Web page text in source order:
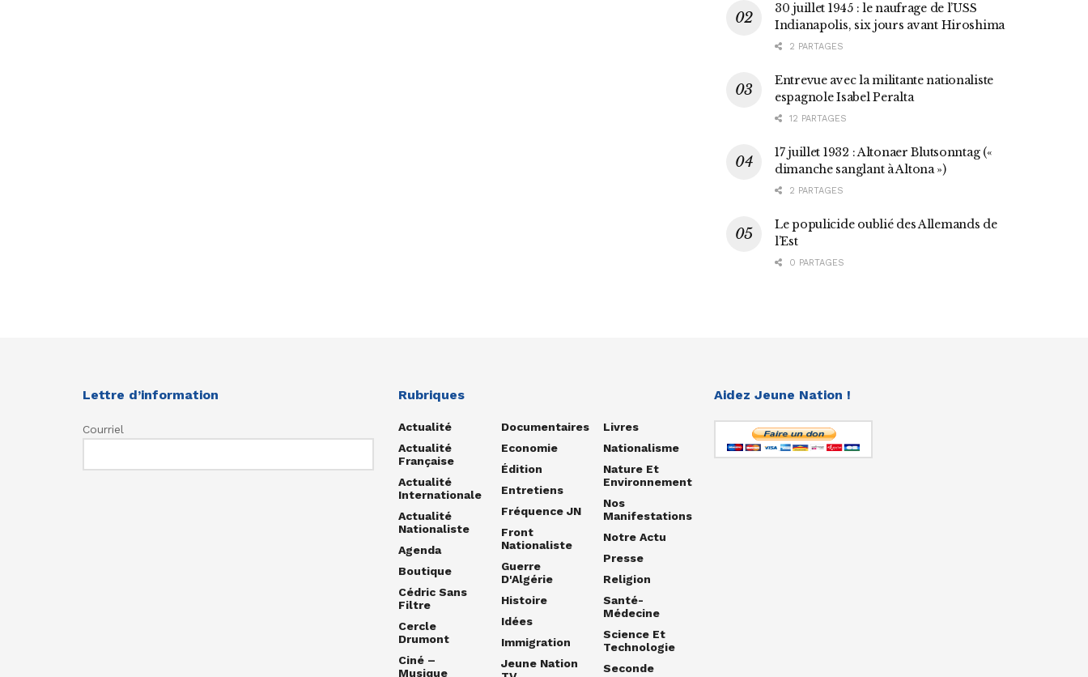
30 juillet 1945 : le naufrage de l’USS
Indianapolis, six jours avant Hiroshima
2 PARTAGES
Entrevue avec la militante nationaliste
espagnole Isabel Peralta
12 PARTAGES
17 juillet 1932 : Altonaer Blutsonntag («
dimanche sanglant à Altona »)
2 PARTAGES
Le populicide oublié des Allemands de
l’Est
0 PARTAGES
Lettre d’information
Courriel
Rubriques
Actualité
Actualité
Française
Actualité
Internationale
Actualité
Nationaliste
Agenda
Boutique
Cédric Sans
Filtre
Cercle
Drumont
Ciné –
Musique
Documentaires
Economie
Édition
Entretiens
Fréquence JN
Front
Nationaliste
Guerre
D'Algérie
Histoire
Idées
Immigration
Jeune Nation
Livres
Nationalisme
Nature Et
Environnement
Nos
Manifestations
Notre Actu
Presse
Religion
Santé-
Médecine
Science Et
Technologie
Seconde
Aidez Jeune Nation !